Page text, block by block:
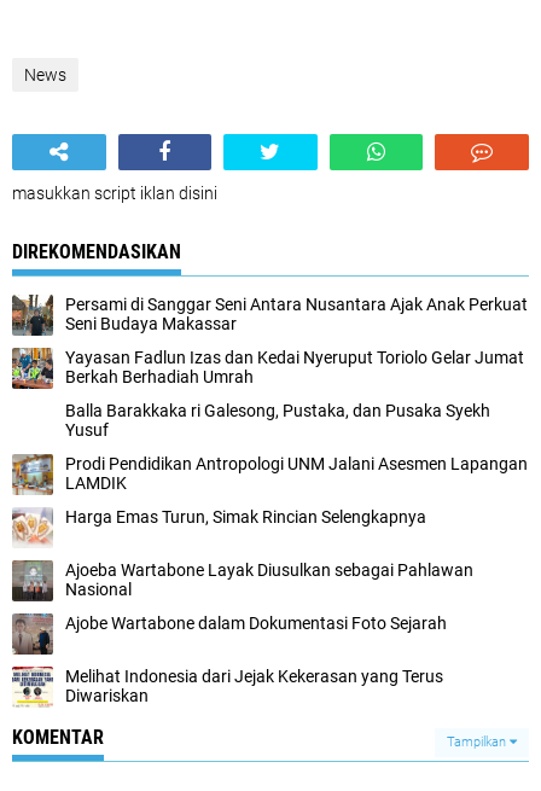
News
masukkan script iklan disini
DIREKOMENDASIKAN
Persami di Sanggar Seni Antara Nusantara Ajak Anak Perkuat
Seni Budaya Makassar
Yayasan Fadlun Izas dan Kedai Nyeruput Toriolo Gelar Jumat
Berkah Berhadiah Umrah
Balla Barakkaka ri Galesong, Pustaka, dan Pusaka Syekh
Yusuf
Prodi Pendidikan Antropologi UNM Jalani Asesmen Lapangan
LAMDIK
Harga Emas Turun, Simak Rincian Selengkapnya
Ajoeba Wartabone Layak Diusulkan sebagai Pahlawan
Nasional
Ajobe Wartabone dalam Dokumentasi Foto Sejarah
Melihat Indonesia dari Jejak Kekerasan yang Terus
Diwariskan
KOMENTAR Tampilkan